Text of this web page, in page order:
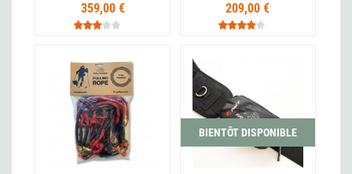
359,00 €
209,00 €
BIENTÔT DISPONIBLE